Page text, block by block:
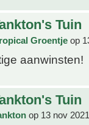
Tuin
Groentje op
aanwinsten!
Tuin
op 13 nov